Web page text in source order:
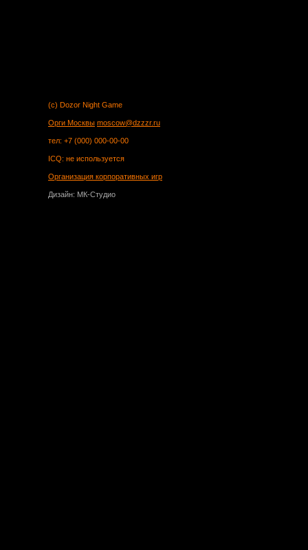
(c) Dozor Night Game
Орги Москвы moscow@dzzzr.ru
тел: +7 (000) 000-00-00
ICQ: не используется
Организация корпоративных игр
Дизайн: МК-Студио